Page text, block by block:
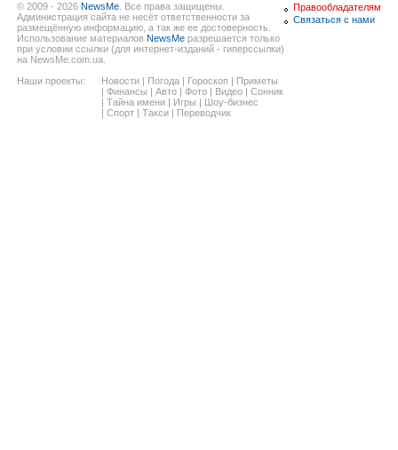
© 2009 - 2026 NewsMe . Все права защищены.
Администрация сайта не несёт ответственности за
размещённую информацию, а так же ее достоверность.
Использование материалов NewsMe разрешается только
при условии ссылки (для интернет-изданий - гиперссылки)
на NewsMe.com.ua.
Наши проекты:
Новости Погода Гороскоп
Приметы
Финансы Авто Фото Видео
Сонник
Тайна имени Игры
Шоу-бизнес
Спорт Такси Переводчик
Правообладателям
Связаться с нами